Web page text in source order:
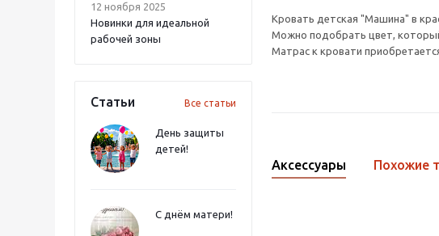
12 ноября 2025
Новинки для идеальной
рабочей зоны
Статьи Все статьи
День защиты
детей!
С днём матери!
Кровать детская "Машина" в
Можно подобрать цвет,
Матрас к кровати
Аксессуары Похожие